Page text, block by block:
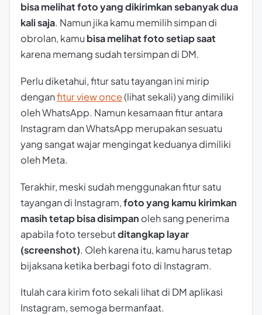
bisa melihat foto yang dikirimkan sebanyak dua
kali saja. Namun jika kamu memilih simpan di
obrolan, kamu bisa melihat foto setiap saat
karena memang sudah tersimpan di DM.
Perlu diketahui, fitur satu tayangan ini mirip
denganfitur view once(lihat sekali) yang dimiliki
oleh WhatsApp. Namun kesamaan fitur antara
Instagram dan WhatsApp merupakan sesuatu
yang sangat wajar mengingat keduanya dimiliki
oleh Meta.
Terakhir, meski sudah menggunakan fitur satu
tayangan di Instagram,foto yang kamu kirimkan
masih tetap bisa disimpan oleh sang penerima
apabila foto tersebutditangkap layar
(screenshot). Oleh karena itu, kamu harus tetap
bijaksana ketika berbagi foto di Instagram.
Itulah cara kirim foto sekali lihat di DM aplikasi
Instagram, semoga bermanfaat.